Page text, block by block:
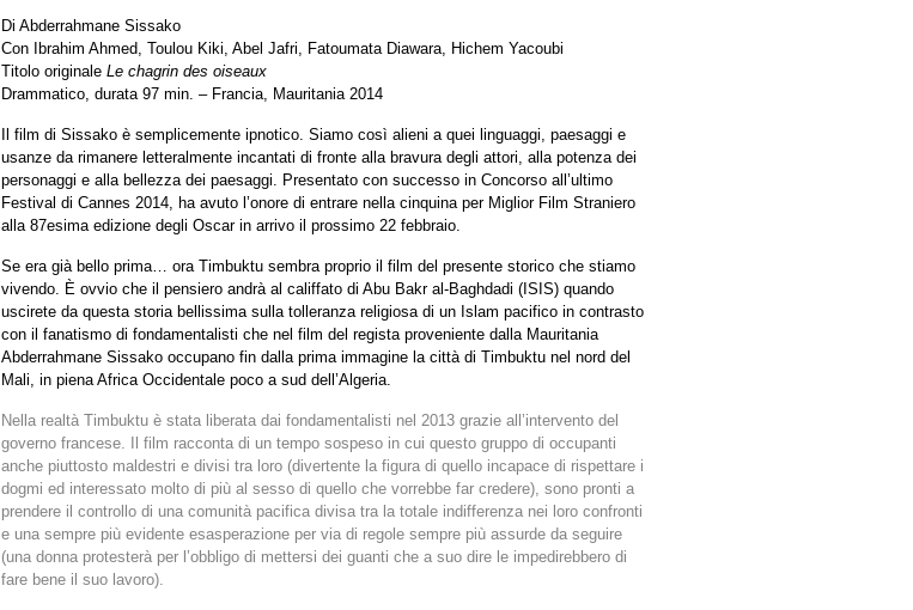
Di Abderrahmane Sissako
Con Ibrahim Ahmed, Toulou Kiki, Abel Jafri, Fatoumata Diawara, Hichem Yacoubi
Titolo originale Le chagrin des oiseaux
Drammatico, durata 97 min. – Francia, Mauritania 2014
Il film di Sissako è semplicemente ipnotico. Siamo così alieni a quei linguaggi, paesaggi e
usanze da rimanere letteralmente incantati di fronte alla bravura degli attori, alla potenza dei
personaggi e alla bellezza dei paesaggi. Presentato con successo in Concorso all’ultimo
Festival di Cannes 2014, ha avuto l’onore di entrare nella cinquina per Miglior Film Straniero
alla 87esima edizione degli Oscar in arrivo il prossimo 22 febbraio.
Se era già bello prima… ora Timbuktu sembra proprio il film del presente storico che stiamo
vivendo. È ovvio che il pensiero andrà al califfato di Abu Bakr al-Baghdadi (ISIS) quando
uscirete da questa storia bellissima sulla tolleranza religiosa di un Islam pacifico in contrasto
con il fanatismo di fondamentalisti che nel film del regista proveniente dalla Mauritania
Abderrahmane Sissako occupano fin dalla prima immagine la città di Timbuktu nel nord del
Mali, in piena Africa Occidentale poco a sud dell’Algeria.
Nella realtà Timbuktu è stata liberata dai fondamentalisti nel 2013 grazie all’intervento del
governo francese. Il film racconta di un tempo sospeso in cui questo gruppo di occupanti
anche piuttosto maldestri e divisi tra loro (divertente la figura di quello incapace di rispettare i
dogmi ed interessato molto di più al sesso di quello che vorrebbe far credere), sono pronti a
prendere il controllo di una comunità pacifica divisa tra la totale indifferenza nei loro confronti
e una sempre più evidente esasperazione per via di regole sempre più assurde da seguire
(una donna protesterà per l’obbligo di mettersi dei guanti che a suo dire le impedirebbero di
fare bene il suo lavoro).